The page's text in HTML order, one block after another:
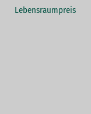
Lebensraumpreis